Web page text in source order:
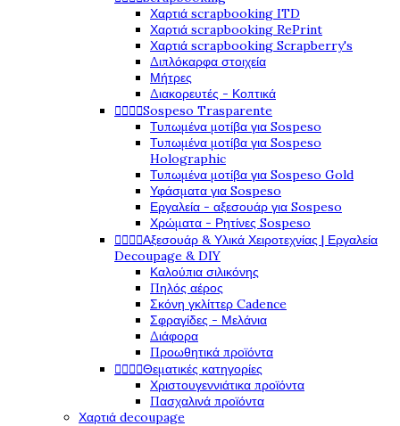
Χαρτιά scrapbooking ITD
Χαρτιά scrapbooking RePrint
Χαρτιά scrapbooking Scrapberry's
Διπλόκαρφα στοιχεία
Μήτρες
Διακορευτές - Κοπτικά
   Sospeso Trasparente
Τυπωμένα μοτίβα για Sospeso
Τυπωμένα μοτίβα για Sospeso
Holographic
Τυπωμένα μοτίβα για Sospeso Gold
Υφάσματα για Sospeso
Εργαλεία - αξεσουάρ για Sospeso
Χρώματα - Ρητίνες Sospeso
   Αξεσουάρ & Υλικά Χειροτεχνίας | Εργαλεία
Decoupage & DIY
Καλούπια σιλικόνης
Πηλός αέρος
Σκόνη γκλίττερ Cadence
Σφραγίδες - Μελάνια
Διάφορα
Προωθητικά προϊόντα
   Θεματικές κατηγορίες
Χριστουγεννιάτικα προϊόντα
Πασχαλινά προϊόντα
Χαρτιά decoupage